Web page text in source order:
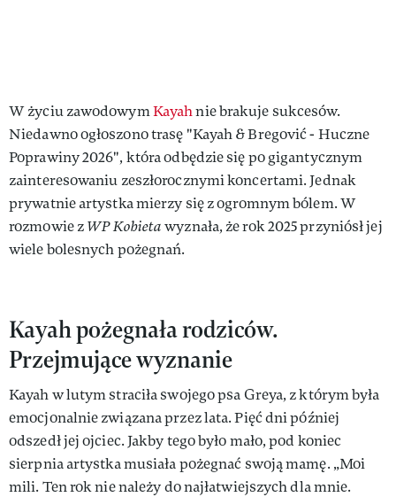
W życiu zawodowymKayahnie brakuje sukcesów.
Niedawno ogłoszono trasę "Kayah & Bregović - Huczne
Poprawiny 2026", która odbędzie się po gigantycznym
zainteresowaniu zeszłorocznymi koncertami. Jednak
prywatnie artystka mierzy się z ogromnym bólem. W
rozmowie zWP Kobietawyznała, że rok 2025 przyniósł jej
wiele bolesnych pożegnań.
Kayah pożegnała rodziców.
Przejmujące wyznanie
Kayah w lutym straciła swojego psa Greya, z którym była
emocjonalnie związana przez lata. Pięć dni później
odszedł jej ojciec. Jakby tego było mało, pod koniec
sierpnia artystka musiała pożegnać swoją mamę. „Moi
mili. Ten rok nie należy do najłatwiejszych dla mnie.